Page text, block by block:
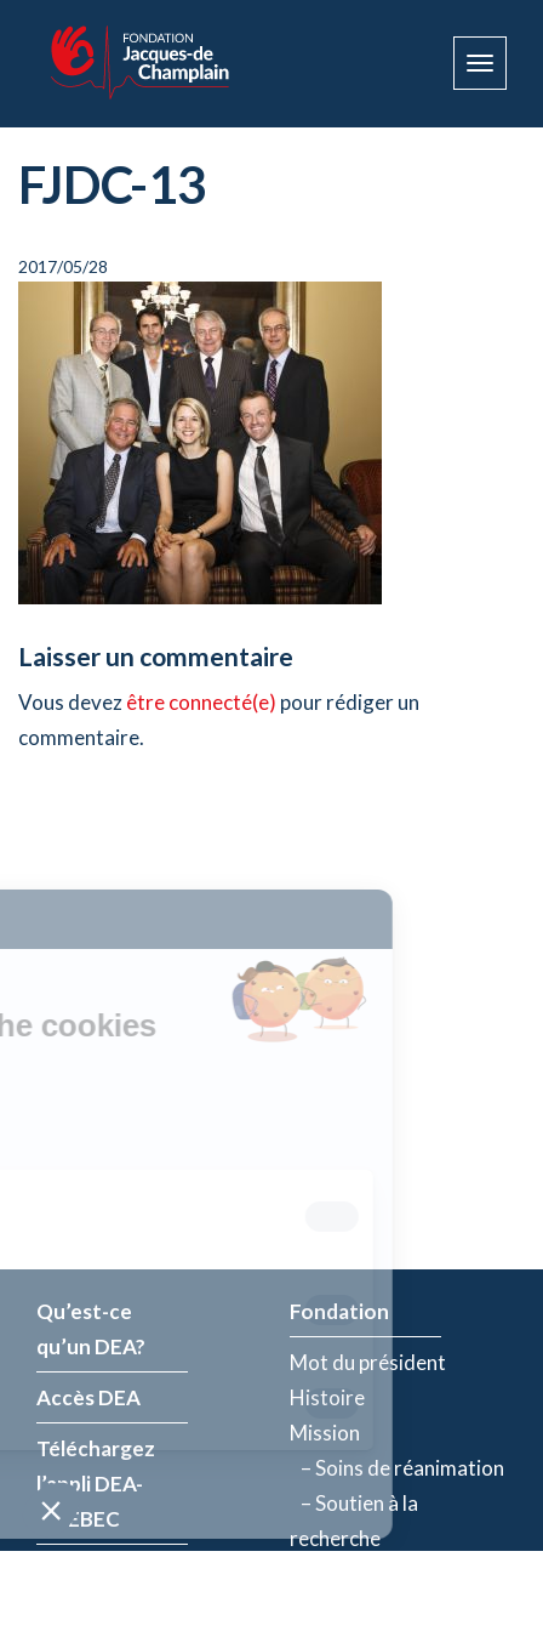
Toggle
FJDC-13
2017/05/28
Laisser un commentaire
Vous devezêtre connecté(e) pour rédiger un
commentaire.
Qu’est-ce
qu’un DEA?
Accès DEA
Téléchargez
l’appli DEA-
QUÉBEC
Fondation
Mot du président
Histoire
Mission
– Soins de réanimation
– Soutien à la
recherche